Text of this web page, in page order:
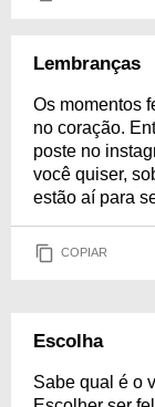
Lembranças
Os momentos
no coração.
poste no
você quiser,
estão aí para
COPIAR
Escolha
Sabe qual é o